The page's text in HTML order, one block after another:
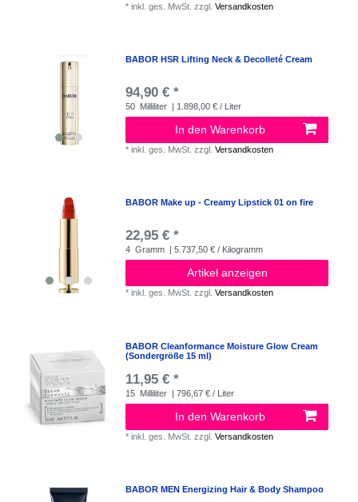
*inkl. ges. MwSt. zzgl.Versandkosten
BABOR HSR Lifting Neck & Decolleté Cream
94,90 € *
50 Milliliter | 1.898,00 € / Liter
In den Warenkorb
*inkl. ges. MwSt. zzgl.Versandkosten
BABOR Make up - Creamy Lipstick 01 on fire
22,95 € *
4 Gramm | 5.737,50 € / Kilogramm
Artikel anzeigen
*inkl. ges. MwSt. zzgl.Versandkosten
BABOR Cleanformance Moisture Glow Cream
(Sondergröße 15 ml)
11,95 € *
15 Milliliter | 796,67 € / Liter
In den Warenkorb
*inkl. ges. MwSt. zzgl.Versandkosten
BABOR MEN Energizing Hair & Body Shampoo